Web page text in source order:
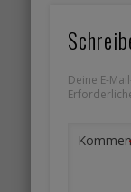
Deine E-